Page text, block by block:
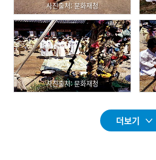
사진출처: 문화재청
사진출처: 문화재청
더보기